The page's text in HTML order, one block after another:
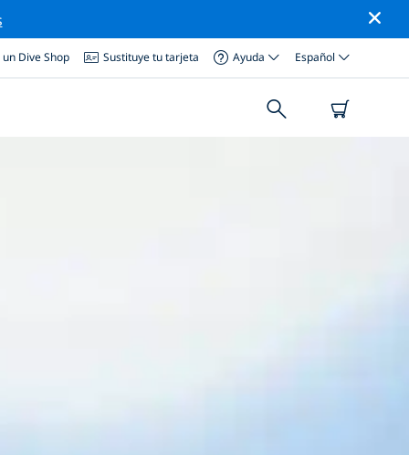
Dive Shop Sustituye tu tarjeta Ayuda Español